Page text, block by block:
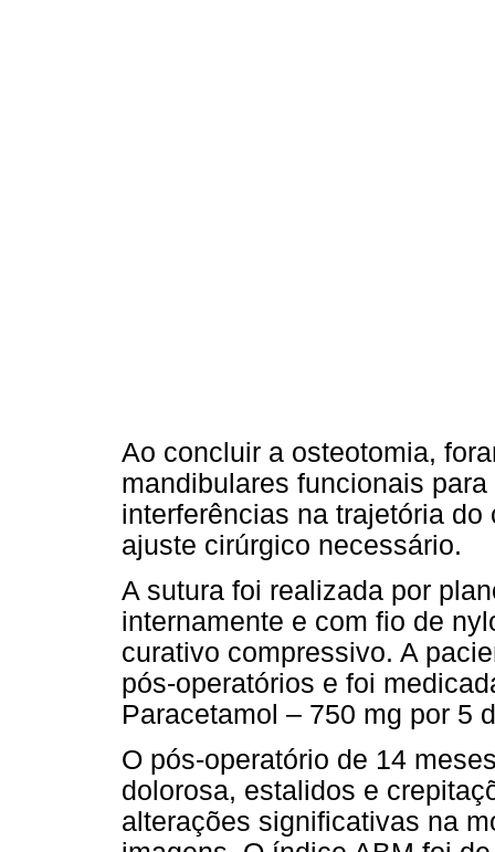
Ao concluir a osteotomia,
mandibulares funcionais
interferências na trajetória
ajuste cirúrgico necessário.
A sutura foi realizada por
internamente e com fio de
curativo compressivo. A
pós-operatórios e foi
Paracetamol – 750 mg por 5
O pós-operatório de 14
dolorosa, estalidos e
alterações significativas na